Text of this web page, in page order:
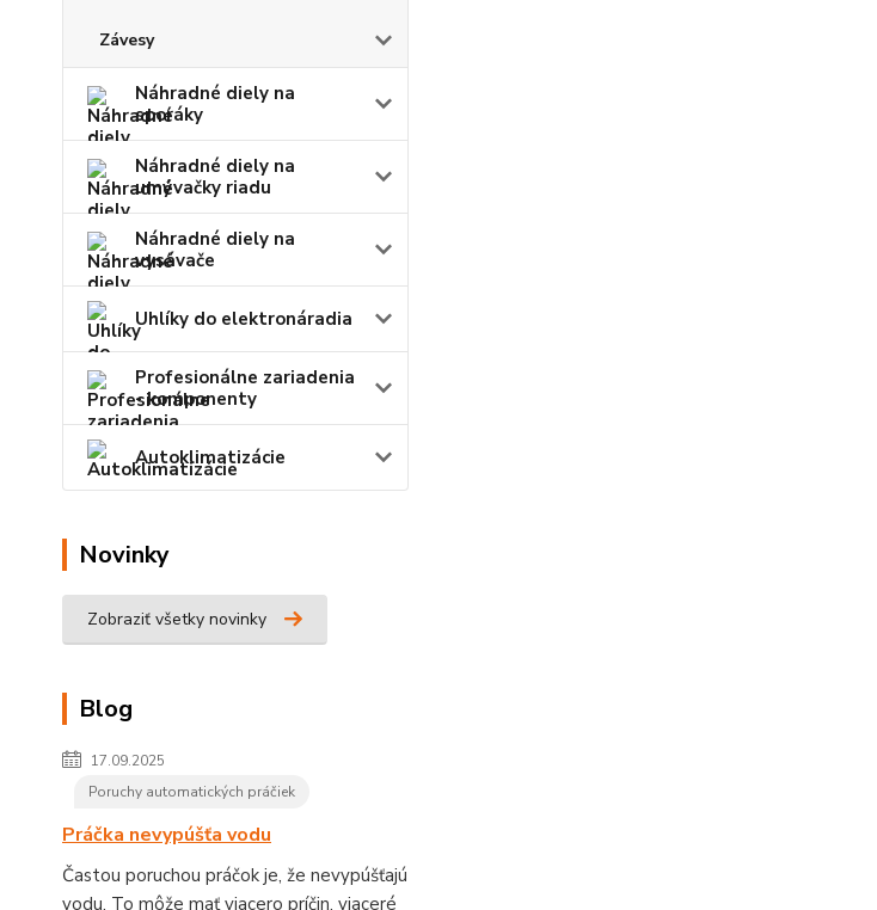
Závesy
Náhradné diely na
sporáky
Náhradné diely na
umývačky riadu
Náhradné diely na
vysávače
Uhlíky do elektronáradia
Profesionálne zariadenia
- komponenty
Autoklimatizácie
Novinky
Zobraziť všetky novinky
Blog
17.09.2025
Poruchy automatických práčiek
Práčka nevypúšťa vodu
Častou poruchou práčok je, že nevypúšťajú
vodu. To môže mať viacero príčin, viaceré